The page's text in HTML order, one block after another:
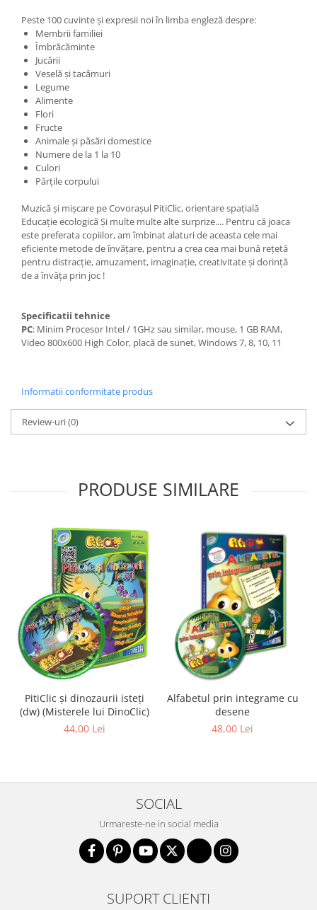
Peste 100 cuvinte şi expresii noi în limba engleză despre:
Membrii familiei
Îmbrăcăminte
Jucării
Veselă şi tacâmuri
Legume
Alimente
Flori
Fructe
Animale şi păsări domestice
Numere de la 1 la 10
Culori
Părţile corpului
Muzică şi mişcare pe Covoraşul PitiClic, orientare spaţială
Educaţie ecologică Şi multe multe alte surprize.... Pentru că joaca
este preferata copiilor, am îmbinat alaturi de aceasta cele mai
eficiente metode de învățare, pentru a crea cea mai bună rețetă
pentru distracție, amuzament, imaginație, creativitate și dorință
de a învăța prin joc !
Specificatii tehnice
PC: Minim Procesor Intel / 1GHz sau similar, mouse, 1 GB RAM,
Video 800x600 High Color, placă de sunet, Windows 7, 8, 10, 11
Informatii conformitate produs
Review-uri(0)
PRODUSE SIMILARE
PitiClic și dinozaurii isteți
(dw) (Misterele lui DinoClic)
44,00 Lei
Alfabetul prin integrame cu
desene
48,00 Lei
SOCIAL
Urmareste-ne in social media
SUPORT CLIENTI